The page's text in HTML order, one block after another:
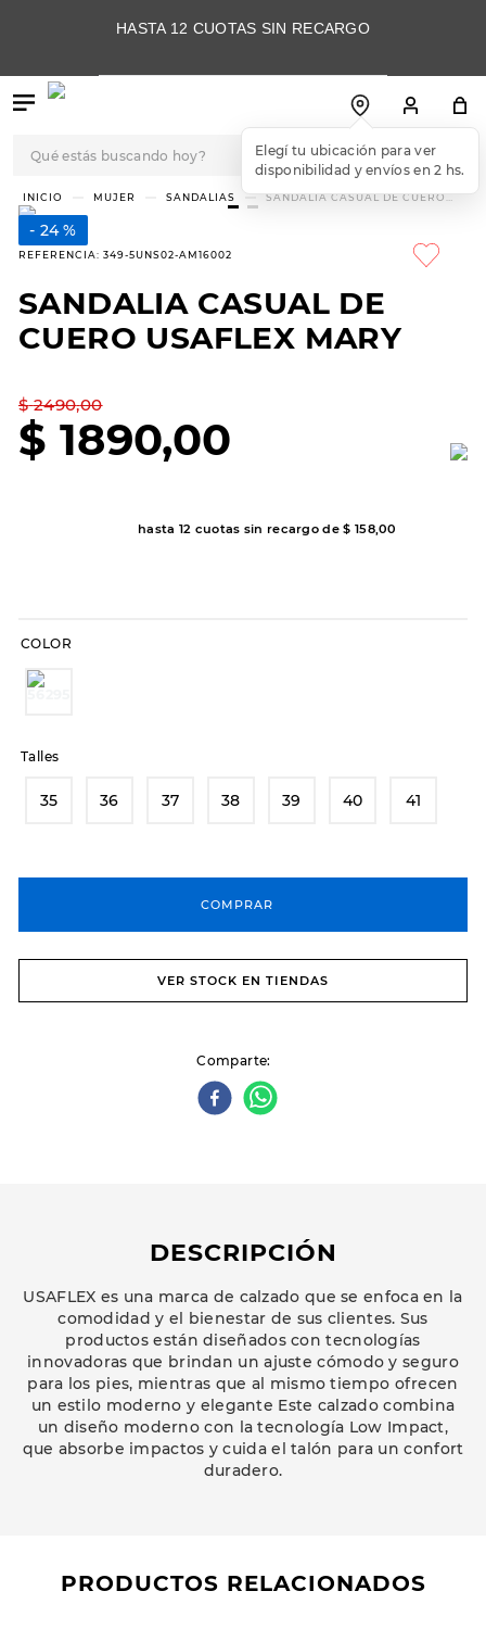
HASTA 12 CUOTAS SIN RECARGO
MUJER SANDALIAS
SANDALIA CASUAL DE CUERO
24 %
REFERENCIA: 349-5UNS02-AM16002
SANDALIA CASUAL DE
CUERO USAFLEX MARY
$ 2490,00
$ 1890,00
hasta 12 cuotas sin recargo de$ 158,00
COLOR
Talles
35 36 37 38 39 40 41
COMPRAR
VER STOCK EN TIENDAS
Comparte
DESCRIPCIÓN
USAFLEX es una marca de calzado que se enfoca en la
comodidad y el bienestar de sus clientes. Sus
productos están diseñados con tecnologías
innovadoras que brindan un ajuste cómodo y seguro
para los pies, mientras que al mismo tiempo ofrecen
un estilo moderno y elegante Este calzado combina
un diseño moderno con la tecnología Low Impact,
que absorbe impactos y cuida el talón para un confort
duradero.
PRODUCTOS RELACIONADOS
TÉRMINOS MÁS
BUSCADOS
3.
skechers slip-ins